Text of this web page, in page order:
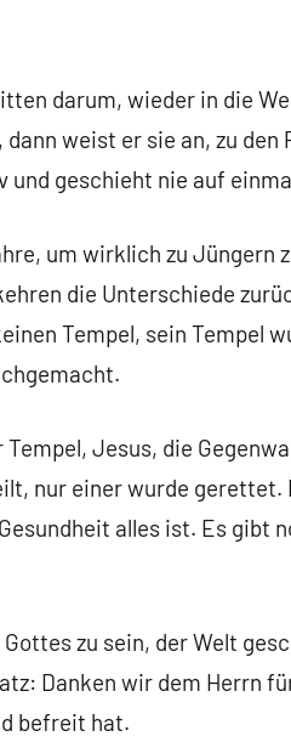
darum, wieder in die
weist er sie an, zu den
und geschieht nie auf
um wirklich zu Jüngern
die Unterschiede
Tempel, sein Tempel
Jesus, die
nur einer wurde gerettet.
alles ist. Es gibt
zu sein, der Welt
Danken wir dem Herrn
befreit hat.